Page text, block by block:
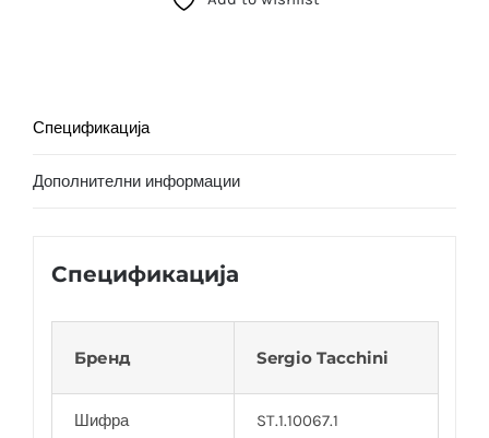
Спецификација
Дополнителни информации
Спецификација
Бренд Sergio Tacchini
Шифра ST.1.10067.1